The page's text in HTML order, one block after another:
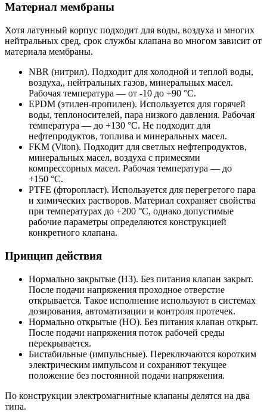
Материал мембраны
Хотя латунный корпус подходит для воды, воздуха и многих
нейтральных сред, срок службы клапана во многом зависит от
материала мембраны.
NBR (нитрил). Подходит для холодной и теплой воды,
воздуха,, нейтральных газов, минеральных масел.
Рабочая температура — от -10 до +90 °C.
EPDM (этилен-пропилен). Используется для горячей
воды, теплоносителей, пара низкого давления. Рабочая
температура — до +130 °C. Не подходит для
нефтепродуктов, топлива и минеральных масел.
FKM (Viton). Подходит для светлых нефтепродуктов,
минеральных масел, воздуха с примесями
компрессорных масел. Рабочая температура — до
+150 °C.
PTFE (фторопласт). Используется для перегретого пара
и химических растворов. Материал сохраняет свойства
при температурах до +200 °C, однако допустимые
рабочие параметры определяются конструкцией
конкретного клапана.
Принцип действия
Нормально закрытые (НЗ). Без питания клапан закрыт.
После подачи напряжения проходное отверстие
открывается. Такое исполнение используют в системах
дозирования, автоматизации и контроля протечек.
Нормально открытые (НО). Без питания клапан открыт.
После подачи напряжения поток рабочей среды
перекрывается.
Бистабильные (импульсные). Переключаются коротким
электрическим импульсом и сохраняют текущее
положение без постоянной подачи напряжения.
По конструкции электромагнитные клапаны делятся на два
типа.